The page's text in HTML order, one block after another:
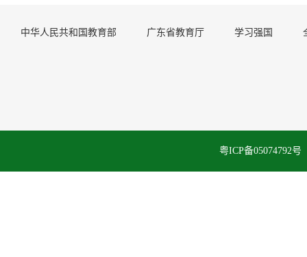
中华人民共和国教育部 广东省教育厅 学习强国
粤ICP备05074792